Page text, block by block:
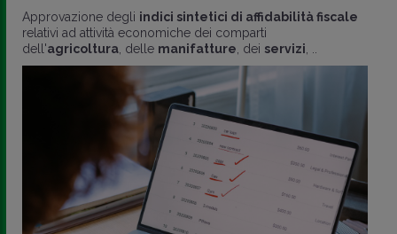
Approvazione degli indici sintetici di affidabilità fiscale
relativi ad attività economiche dei comparti
dell'agricoltura , delle manifatture , dei servizi